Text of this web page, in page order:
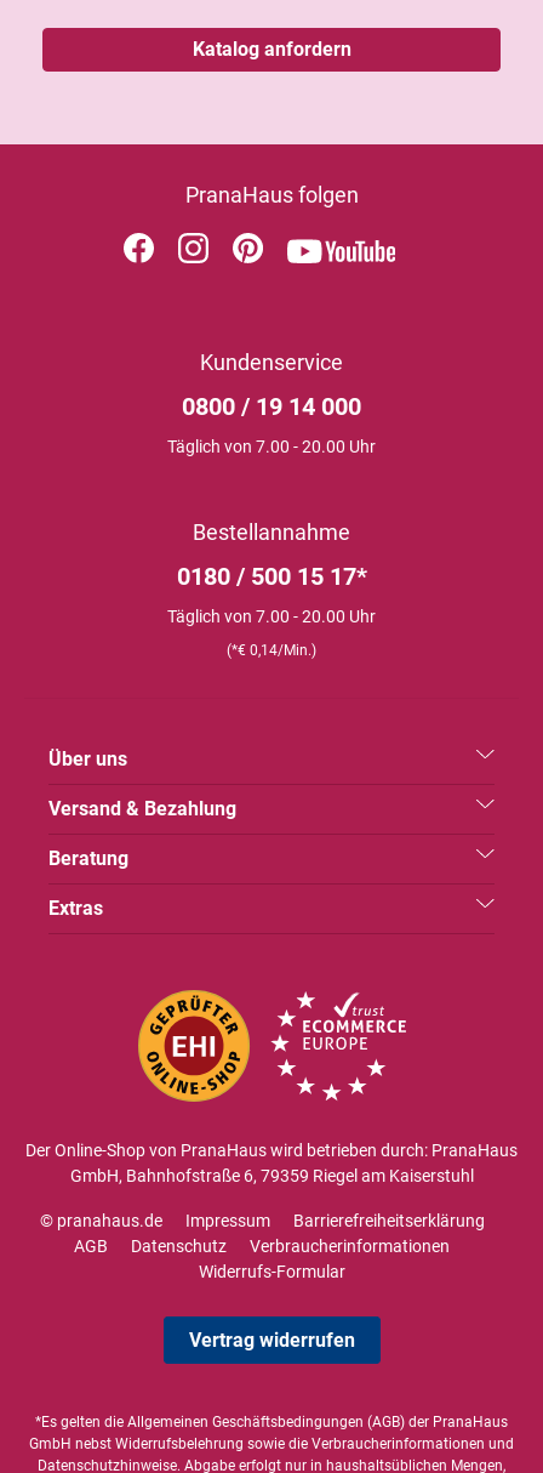
Katalog anfordern
PranaHaus folgen
Kundenservice
0800 / 19 14 000
Täglich von 7.00 - 20.00 Uhr
Bestellannahme
0180 / 500 15 17*
Täglich von 7.00 - 20.00 Uhr
(*€ 0,14/Min.)
Über uns
Versand & Bezahlung
Beratung
Extras
Der Online-Shop von PranaHaus wird betrieben durch: PranaHaus
GmbH, Bahnhofstraße 6, 79359 Riegel am Kaiserstuhl
© pranahaus.de Impressum
Barrierefreiheitserklärung
AGB
Datenschutz
Verbraucherinformationen
Widerrufs-Formular
Vertrag widerrufen
*Es gelten die Allgemeinen Geschäftsbedingungen (AGB) der PranaHaus
GmbH nebst Widerrufsbelehrung sowie die Verbraucherinformationen und
Datenschutzhinweise. Abgabe erfolgt nur in haushaltsüblichen Mengen,